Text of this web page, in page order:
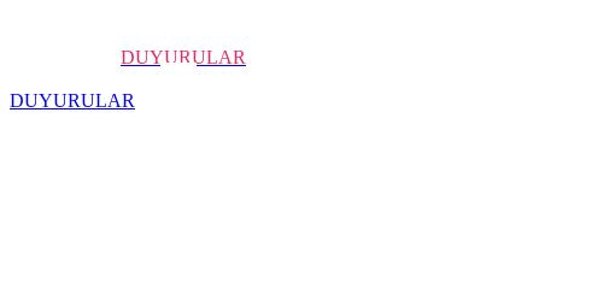
DUYURULAR
DUYURULAR